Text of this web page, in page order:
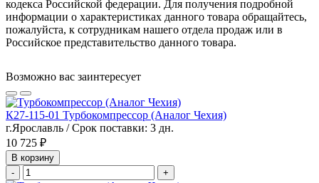
кодекса Российской федерации. Для получения подробной
информации о характеристиках данного товара обращайтесь,
пожалуйста, к сотрудникам нашего отдела продаж или в
Российское представительство данного товара.
Возможно вас заинтересует
К27-115-01 Турбокомпрессор (Аналог Чехия)
г.Ярославль / Срок поставки: 3 дн.
10 725 ₽
В корзину
-
+